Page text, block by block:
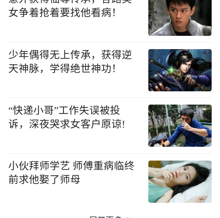
女争着抢着要找他看病！
少年偶得无上传承，获得逆
天神脉，学得绝世神功！
“快递小哥”工作失误被投
诉，深夜哭求女客户原谅!
小伙拜师学艺 师傅重病临终
前求他娶了师母